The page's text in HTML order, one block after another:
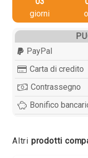
giorni
PayPal
Carta di credito
Contrassegno
Bonifico
Altri prodotti